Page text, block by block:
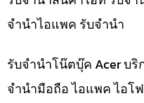
จำนำไอแพค รับจำนำ
รับจำนำโน๊ตบุ๊ค Acer บ
จำนำมือถือ ไอแพค ไอโ